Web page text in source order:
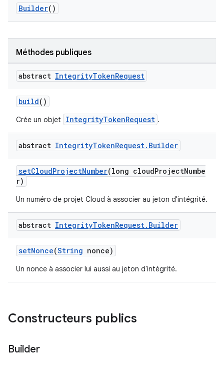
Builder()
Méthodes publiques
abstract IntegrityTokenRequest
build()
Crée un objet IntegrityTokenRequest .
abstract IntegrityTokenRequest. Builder
setCloudProjectNumber(long cloudProjectNumbe
r)
Un numéro de projet Cloud à associer au jeton d'intégrité.
abstract IntegrityTokenRequest. Builder
setNonce(String nonce)
Un nonce à associer lui aussi au jeton d'intégrité.
Constructeurs publics
Builder